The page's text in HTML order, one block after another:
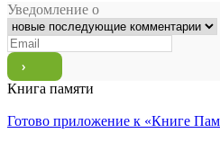
Уведомление о
Книга памяти
Готово приложение к «Книге